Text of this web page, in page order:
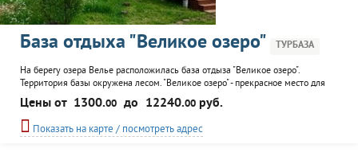
База отдыха "Великое озеро" ТУРБАЗА
На берегу озера Велье расположилась база отдыза "Великое озеро".
Территория базы окружена лесом. "Великое озеро" - прекрасное место для
любителей охоты, рыбалки и просто желающим отдохнуть на природе. К
услугам гостей домики и коттеджи, экскурсионное сопровождение, прокат
квадрациклов, велосипедов, лодок, катеров, охота, рыбалка, баня, тир,
прокат спортивного оборудования...
Цены от 1300.00 до 12240.00 руб.
Показать на карте / посмотреть адрес